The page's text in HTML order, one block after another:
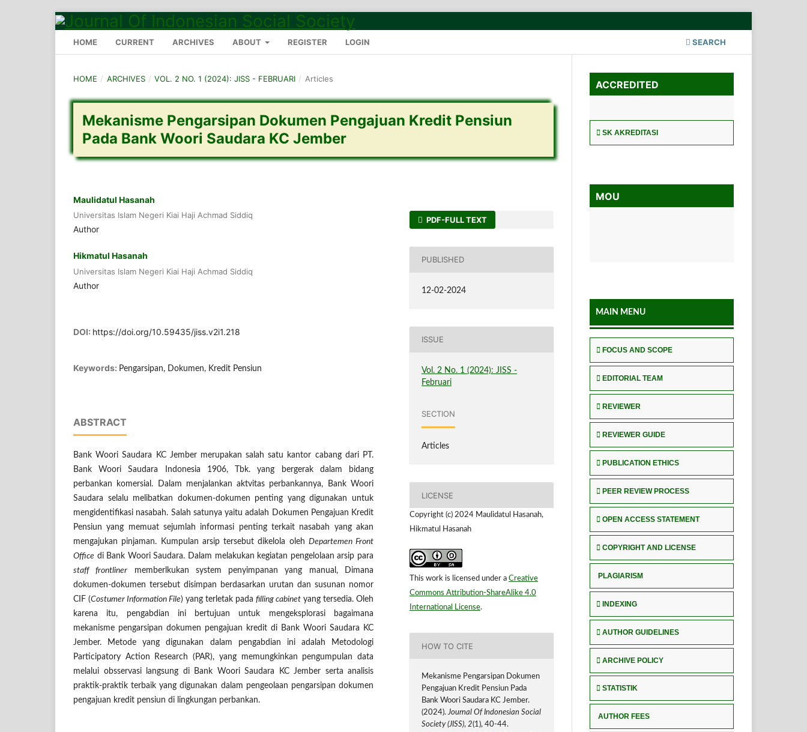
HOME CURRENT ARCHIVES ABOUT REGISTER LOGIN SEARCH
HOME / ARCHIVES / VOL. 2 NO. 1 (2024): JISS - FEBRUARI / Articles
Mekanisme Pengarsipan Dokumen Pengajuan Kredit Pensiun
Pada Bank Woori Saudara KC Jember
Maulidatul Hasanah
Universitas Islam Negeri Kiai Haji Achmad Siddiq
Author
Hikmatul Hasanah
Universitas Islam Negeri Kiai Haji Achmad Siddiq
Author
DOI: https://doi.org/10.59435/jiss.v2i1.218
Keywords: Pengarsipan, Dokumen, Kredit Pensiun
ABSTRACT
Bank Woori Saudara KC Jember merupakan salah satu kantor cabang dari PT.
Bank Woori Saudara Indonesia 1906, Tbk. yang bergerak dalam bidang
perbankan komersial. Dalam menjalankan aktvitas perbankannya, Bank Woori
Saudara selalu melibatkan dokumen-dokumen penting yang digunakan untuk
mengidentifikasi nasabah. Salah satunya yaitu adalah Dokumen Pengajuan Kredit
Pensiun yang memuat sejumlah informasi penting terkait nasabah yang akan
mengajukan pinjaman. Kumpulan arsip tersebut dikelola oleh Departemen Front
Office di Bank Woori Saudara. Dalam melakukan kegiatan pengelolaan arsip para
staff frontliner memberlkukan system penyimpanan yang manual, Dimana
dokumen-dokumen tersebut disimpan berdasarkan urutan dan susunan nomor
CIF (Costumer Information File) yang terletak pada filling cabinet yang tersedia. Oleh
karena itu, pengabdian ini bertujuan untuk mengeksplorasi bagaimana
mekanisme pengarsipan dokumen pengajuan kredit di Bank Woori Saudara KC
Jember. Metode yang digunakan dalam pengabdian ini adalah Metodologi
Participatory Action Research (PAR), yang memungkinkan pengumpulan data
melalui obsservasi langsung di Bank Woori Saudara KC Jember serta analisis
praktik-praktik terbaik yang digunakan dalam pengeolaan pengarsipan dokumen
pengajuan kredit pensiun di lingkungan perbankan.
PDF-FULL TEXT
PUBLISHED
12-02-2024
ISSUE
Vol. 2 No. 1 (2024): JISS -
Februari
SECTION
Articles
LICENSE
Copyright (c) 2024 Maulidatul Hasanah,
Hikmatul Hasanah
This work is licensed under a Creative
Commons Attribution-ShareAlike 4.0
International License.
HOW TO CITE
Mekanisme Pengarsipan Dokumen
Pengajuan Kredit Pensiun Pada
Bank Woori Saudara KC Jember.
(2024).Journal Of Indonesian Social
Society (JISS),2(1), 40-44.
ACCREDITED
SK AKREDITASI
MOU
MAIN MENU
FOCUS AND SCOPE
EDITORIAL TEAM
REVIEWER
REVIEWER GUIDE
PUBLICATION ETHICS
PEER REVIEW PROCESS
OPEN ACCESS STATEMENT
COPYRIGHT AND LICENSE
PLAGIARISM
INDEXING
AUTHOR GUIDELINES
ARCHIVE POLICY
STATISTIK
AUTHOR FEES